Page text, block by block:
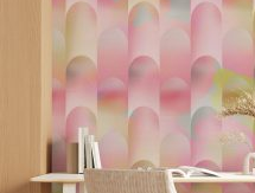
être
sur
la
page
du